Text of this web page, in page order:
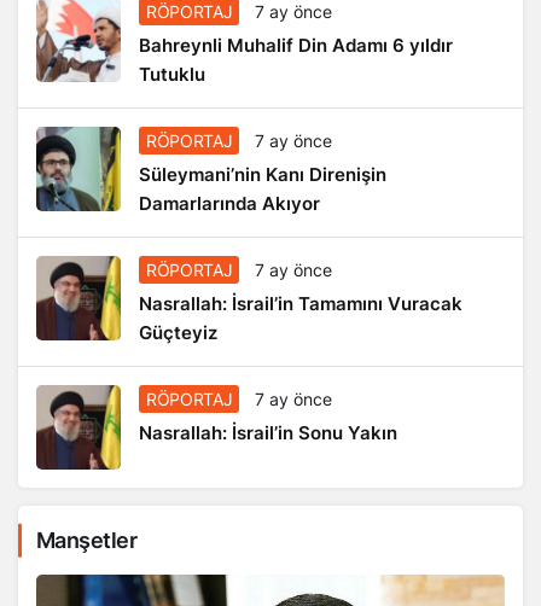
RÖPORTAJ 7 ay önce
Bahreynli Muhalif Din Adamı 6 yıldır
Tutuklu
RÖPORTAJ 7 ay önce
Süleymani’nin Kanı Direnişin
Damarlarında Akıyor
RÖPORTAJ 7 ay önce
Nasrallah: İsrail’in Tamamını Vuracak
Güçteyiz
RÖPORTAJ 7 ay önce
Nasrallah: İsrail’in Sonu Yakın
Manşetler